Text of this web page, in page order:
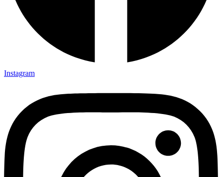
Instagram